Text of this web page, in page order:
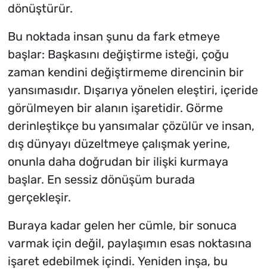
dönüştürür.
Bu noktada insan şunu da fark etmeye
başlar: Başkasını değiştirme isteği, çoğu
zaman kendini değiştirmeme direncinin bir
yansımasıdır. Dışarıya yönelen eleştiri, içeride
görülmeyen bir alanın işaretidir. Görme
derinleştikçe bu yansımalar çözülür ve insan,
dış dünyayı düzeltmeye çalışmak yerine,
onunla daha doğrudan bir ilişki kurmaya
başlar. En sessiz dönüşüm burada
gerçekleşir.
Buraya kadar gelen her cümle, bir sonuca
varmak için değil, paylaşımın esas noktasına
işaret edebilmek içindi. Yeniden inşa, bu